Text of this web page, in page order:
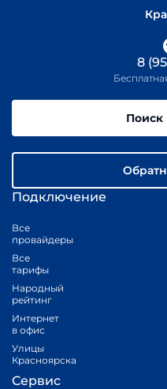
Подключение
Все
провайдеры
Все
тарифы
Народный
рейтинг
Интернет
в офис
Улицы
Красноярска
Сервис
8
Поиск